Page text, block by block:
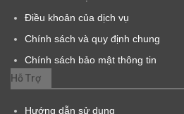
Điều khoản của dịch vụ
Chính sách và quy định chung
Chính sách bảo mật thông tin
Hỗ Trợ
Hướng dẫn sử dụng